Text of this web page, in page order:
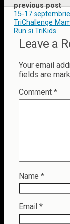
previous post
15-17
TriChallenge
Run si TriKids
Leave a
Your email
fields are
Comment *
Name *
Email *